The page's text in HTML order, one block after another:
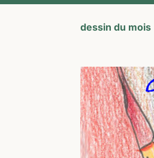
dessin du mois